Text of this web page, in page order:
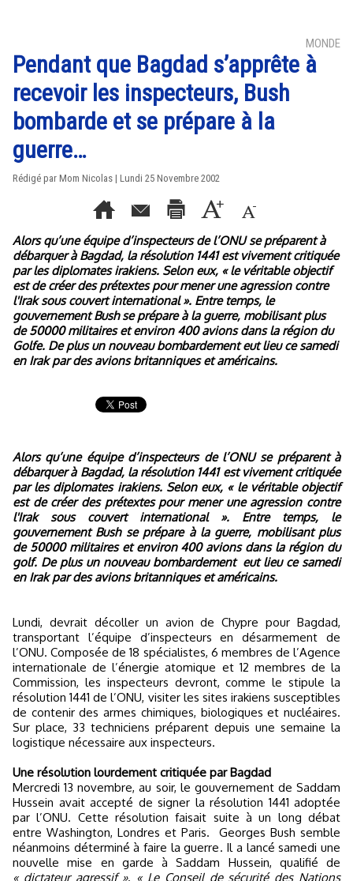
MONDE
Pendant que Bagdad s’apprête à
recevoir les inspecteurs, Bush
bombarde et se prépare à la
guerre…
Rédigé par Mom Nicolas | Lundi 25 Novembre 2002
Alors qu’une équipe d’inspecteurs de l’ONU se préparent à
débarquer à Bagdad, la résolution 1441 est vivement critiquée
par les diplomates irakiens. Selon eux, « le véritable objectif
est de créer des prétextes pour mener une agression contre
l'Irak sous couvert international ». Entre temps, le
gouvernement Bush se prépare à la guerre, mobilisant plus
de 50000 militaires et environ 400 avions dans la région du
Golfe. De plus un nouveau bombardement eut lieu ce samedi
en Irak par des avions britanniques et américains.
Alors qu’une équipe d’inspecteurs de l’ONU se préparent à
débarquer à Bagdad, la résolution 1441 est vivement critiquée
par les diplomates irakiens. Selon eux, « le véritable objectif
est de créer des prétextes pour mener une agression contre
l'Irak sous couvert international ». Entre temps, le
gouvernement Bush se prépare à la guerre, mobilisant plus
de 50000 militaires et environ 400 avions dans la région du
golf. De plus un nouveau bombardement eut lieu ce samedi
en Irak par des avions britanniques et américains.
Lundi, devrait décoller un avion de Chypre pour Bagdad,
transportant l’équipe d’inspecteurs en désarmement de
l’ONU. Composée de 18 spécialistes, 6 membres de l’Agence
internationale de l’énergie atomique et 12 membres de la
Commission, les inspecteurs devront, comme le stipule la
résolution 1441 de l’ONU, visiter les sites irakiens susceptibles
de contenir des armes chimiques, biologiques et nucléaires.
Sur place, 33 techniciens préparent depuis une semaine la
logistique nécessaire aux inspecteurs.
Une résolution lourdement critiquée par Bagdad
Mercredi 13 novembre, au soir, le gouvernement de Saddam
Hussein avait accepté de signer la résolution 1441 adoptée
par l’ONU. Cette résolution faisait suite à un long débat
entre Washington, Londres et Paris.
Georges Bush semble
néanmoins déterminé à faire la guerre. Il a lancé samedi une
nouvelle mise en garde à Saddam Hussein, qualifié de
« dictateur agressif ». « Le Conseil de sécurité des Nations